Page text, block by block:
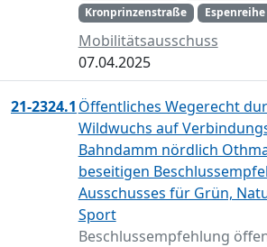
Kronprinzenstraße
Espenreihe
Mobilitätsausschuss
07.04.2025
21-2324.1 Öffentliches Wegerecht
Wildwuchs auf
Bahndamm nördlich
beseitigen
Ausschusses für Grün,
Sport
Beschlussempfehlung